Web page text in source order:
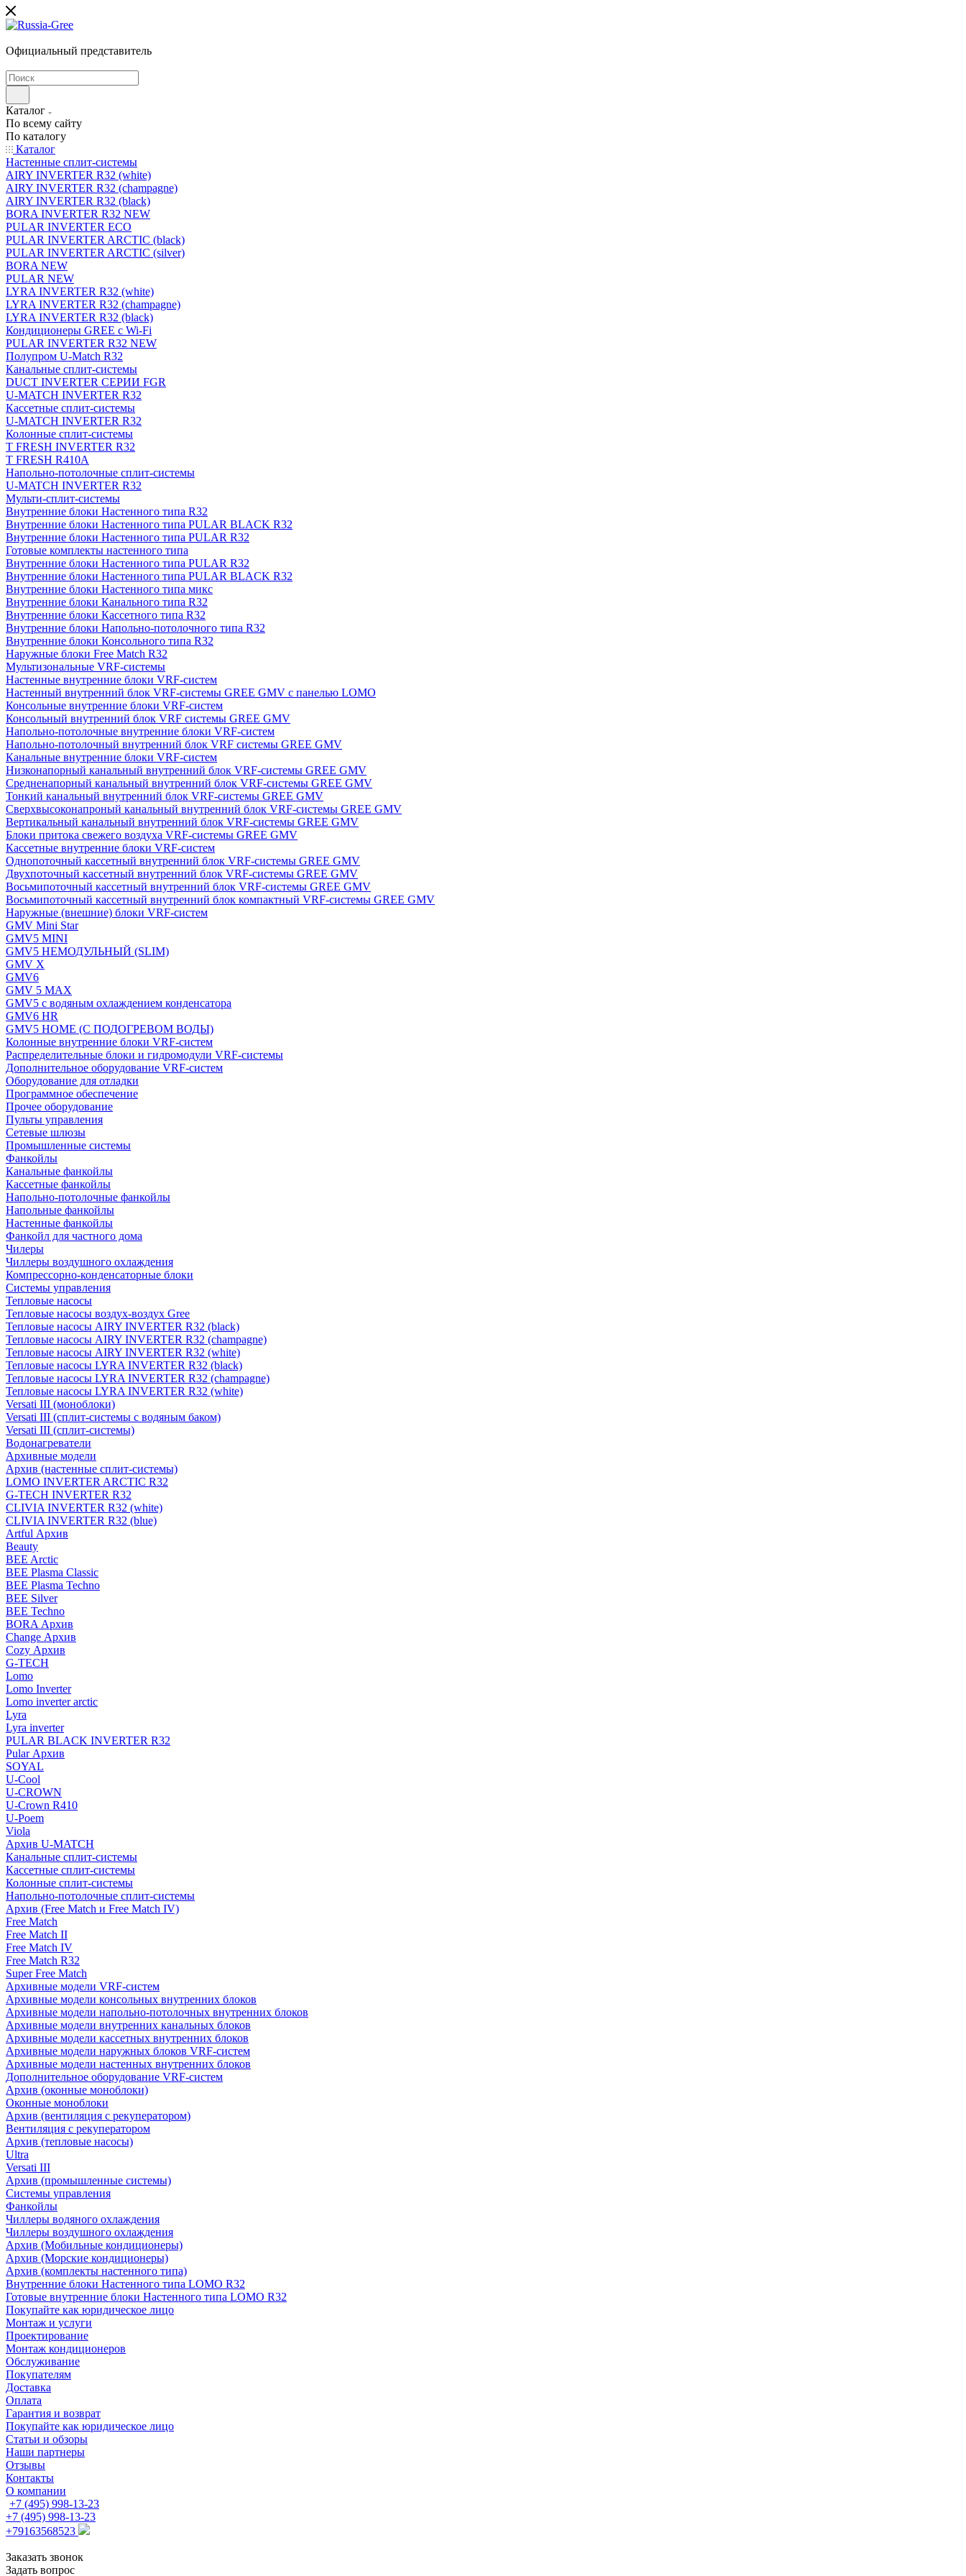
Официальный представитель
Каталог
По всему сайту
По каталогу
Каталог
Настенные сплит-системы
AIRY INVERTER R32 (white)
AIRY INVERTER R32 (champagne)
AIRY INVERTER R32 (black)
BORA INVERTER R32 NEW
PULAR INVERTER ECO
PULAR INVERTER ARCTIC (black)
PULAR INVERTER ARCTIC (silver)
BORA NEW
PULAR NEW
LYRA INVERTER R32 (white)
LYRA INVERTER R32 (champagne)
LYRA INVERTER R32 (black)
Кондиционеры GREE с Wi-Fi
PULAR INVERTER R32 NEW
Полупром U-Match R32
Канальные сплит-системы
DUCT INVERTER СЕРИИ FGR
U-MATCH INVERTER R32
Кассетные сплит-системы
U-MATCH INVERTER R32
Колонные сплит-системы
T FRESH INVERTER R32
T FRESH R410A
Напольно-потолочные сплит-системы
U-MATCH INVERTER R32
Мульти-сплит-системы
Внутренние блоки Настенного типа R32
Внутренние блоки Настенного типа PULAR BLACK R32
Внутренние блоки Настенного типа PULAR R32
Готовые комплекты настенного типа
Внутренние блоки Настенного типа PULAR R32
Внутренние блоки Настенного типа PULAR BLACK R32
Внутренние блоки Настенного типа микс
Внутренние блоки Канального типа R32
Внутренние блоки Кассетного типа R32
Внутренние блоки Напольно-потолочного типа R32
Внутренние блоки Консольного типа R32
Наружные блоки Free Match R32
Мультизональные VRF-системы
Настенные внутренние блоки VRF-систем
Настенный внутренний блок VRF-системы GREE GMV с панелью LOMO
Консольные внутренние блоки VRF-систем
Консольный внутренний блок VRF системы GREE GMV
Напольно-потолочные внутренние блоки VRF-систем
Напольно-потолочный внутренний блок VRF системы GREE GMV
Канальные внутренние блоки VRF-систем
Низконапорный канальный внутренний блок VRF-системы GREE GMV
Средненапорный канальный внутренний блок VRF-системы GREE GMV
Тонкий канальный внутренний блок VRF-системы GREE GMV
Сверхвысоконапроный канальный внутренний блок VRF-системы GREE GMV
Вертикальный канальный внутренний блок VRF-системы GREE GMV
Блоки притока свежего воздуха VRF-системы GREE GMV
Кассетные внутренние блоки VRF-систем
Однопоточный кассетный внутренний блок VRF-системы GREE GMV
Двухпоточный кассетный внутренний блок VRF-системы GREE GMV
Восьмипоточный кассетный внутренний блок VRF-системы GREE GMV
Восьмипоточный кассетный внутренний блок компактный VRF-системы GREE GMV
Наружные (внешние) блоки VRF-систем
GMV Mini Star
GMV5 MINI
GMV5 НЕМОДУЛЬНЫЙ (SLIM)
GMV X
GMV6
GMV 5 MAX
GMV5 с водяным охлаждением конденсатора
GMV6 HR
GMV5 HOME (С ПОДОГРЕВОМ ВОДЫ)
Колонные внутренние блоки VRF-систем
Распределительные блоки и гидромодули VRF-системы
Дополнительное оборудование VRF-систем
Оборудование для отладки
Программное обеспечение
Прочее оборудование
Пульты управления
Сетевые шлюзы
Промышленные системы
Фанкойлы
Канальные фанкойлы
Кассетные фанкойлы
Напольно-потолочные фанкойлы
Напольные фанкойлы
Настенные фанкойлы
Фанкойл для частного дома
Чилеры
Чиллеры воздушного охлаждения
Компрессорно-конденсаторные блоки
Системы управления
Тепловые насосы
Тепловые насосы воздух-воздух Gree
Тепловые насосы AIRY INVERTER R32 (black)
Тепловые насосы AIRY INVERTER R32 (champagne)
Тепловые насосы AIRY INVERTER R32 (white)
Тепловые насосы LYRA INVERTER R32 (black)
Тепловые насосы LYRA INVERTER R32 (champagne)
Тепловые насосы LYRA INVERTER R32 (white)
Versati III (моноблоки)
Versati III (сплит-системы с водяным баком)
Versati III (сплит-системы)
Водонагреватели
Архивные модели
Архив (настенные сплит-системы)
LOMO INVERTER ARCTIC R32
G-TECH INVERTER R32
CLIVIA INVERTER R32 (white)
CLIVIA INVERTER R32 (blue)
Artful Архив
Beauty
BEE Arctic
BEE Plasma Classic
BEE Plasma Techno
BEE Silver
BEE Techno
BORA Архив
Change Архив
Cozy Архив
G-TECH
Lomo
Lomo Inverter
Lomo inverter arctic
Lyra
Lyra inverter
PULAR BLACK INVERTER R32
Pular Архив
SOYAL
U-Cool
U-CROWN
U-Crown R410
U-Poem
Viola
Архив U-MATCH
Канальные сплит-системы
Кассетные сплит-системы
Колонные сплит-системы
Напольно-потолочные сплит-системы
Архив (Free Match и Free Match IV)
Free Match
Free Match II
Free Match IV
Free Match R32
Super Free Match
Архивные модели VRF-систем
Архивные модели консольных внутренних блоков
Архивные модели напольно-потолочных внутренних блоков
Архивные модели внутренних канальных блоков
Архивные модели кассетных внутренних блоков
Архивные модели наружных блоков VRF-систем
Архивные модели настенных внутренних блоков
Дополнительное оборудование VRF-систем
Архив (оконные моноблоки)
Оконные моноблоки
Архив (вентиляция с рекуператором)
Вентиляция с рекуператором
Архив (тепловые насосы)
Ultra
Versati III
Архив (промышленные системы)
Системы управления
Фанкойлы
Чиллеры водяного охлаждения
Чиллеры воздушного охлаждения
Архив (Мобильные кондиционеры)
Архив (Морские кондиционеры)
Архив (комплекты настенного типа)
Внутренние блоки Настенного типа LOMO R32
Готовые внутренние блоки Настенного типа LOMO R32
Покупайте как юридическое лицо
Монтаж и услуги
Проектирование
Монтаж кондиционеров
Обслуживание
Покупателям
Доставка
Оплата
Гарантия и возврат
Покупайте как юридическое лицо
Статьи и обзоры
Наши партнеры
Отзывы
Контакты
О компании
+7 (495) 998-13-23
+7 (495) 998-13-23
+79163568523
Заказать звонок
Задать вопрос